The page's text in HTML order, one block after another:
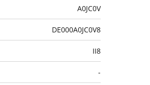
A0JC0V
DE000A0JC0V8
II8
-